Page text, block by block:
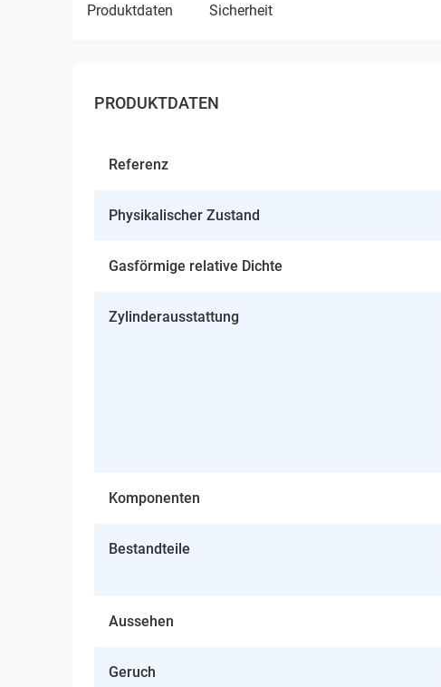
produktdaten sicherheit
PRODUKTDATEN
Referenz
Physikalischer Zustand
Gasförmige relative Dichte
Zylinderausstattung
Komponenten
Bestandteile
Aussehen
Geruch